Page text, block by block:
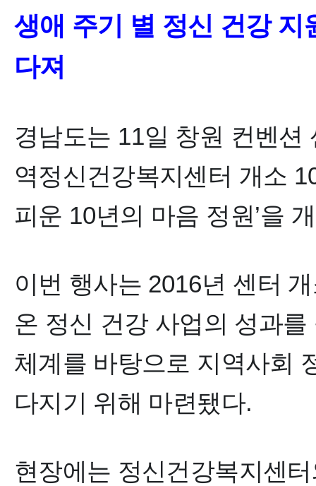
생애 주기 별 정신 건강 지
다져
경남도는 11일 창원 컨벤션
역정신건강복지센터 개소
피운 10년의 마음 정원’을
이번 행사는 2016년 센터
온 정신 건강 사업의 성과를
체계를 바탕으로 지역사회
다지기 위해 마련됐다.
현장에는 정신건강복지센